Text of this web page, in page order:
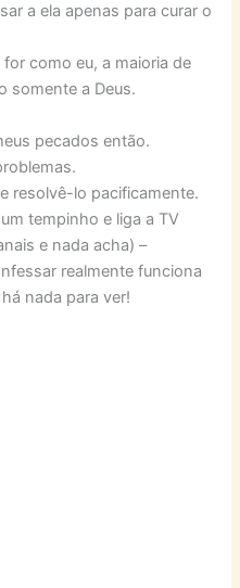
a ela apenas para curar o
como eu, a maioria de
somente a Deus.
pecados então.
resolvê-lo pacificamente.
tempinho e liga a TV
e nada acha) –
realmente funciona
nada para ver!